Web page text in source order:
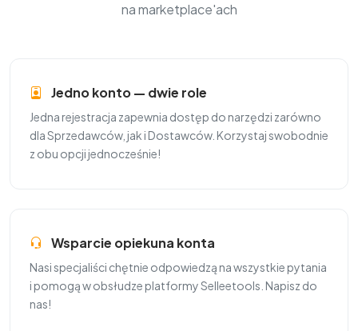
na marketplace'ach
Jedno konto — dwie role
Jedna rejestracja zapewnia dostęp do narzędzi zarówno
dla Sprzedawców, jak i Dostawców. Korzystaj swobodnie
z obu opcji jednocześnie!
Wsparcie opiekuna konta
Nasi specjaliści chętnie odpowiedzą na wszystkie pytania
i pomogą w obsłudze platformy Selleetools. Napisz do
nas!